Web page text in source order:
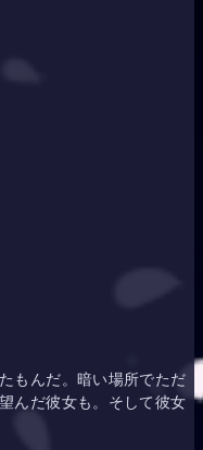
もんだ。暗い場所でただ
んだ彼女も。そして彼女